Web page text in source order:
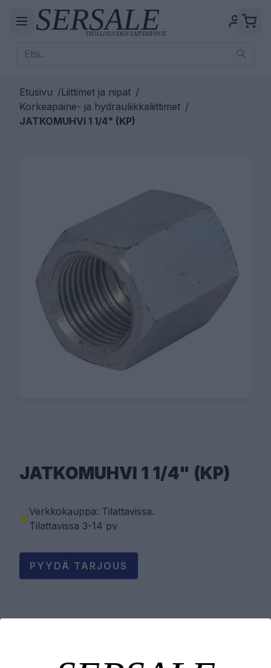
Etusivu /Liittimet ja nipat /
Korkeapaine- ja hydrauliikkaliittimet /
JATKOMUHVI 1 1/4" (KP)
JATKOMUHVI 1 1/4" (KP)
Verkkokauppa: Tilattavissa.
Tilattavissa 3-14 pv
PYYDÄ TARJOUS
Tekniset edut